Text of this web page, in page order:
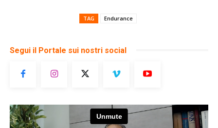
TAG Endurance
Segui il Portale sui nostri social